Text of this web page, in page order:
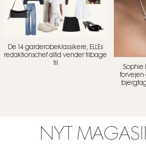
De 14 garderobeklassikere, ELLEs
redaktionschef altid vender tilbage
til
Sophie
forvejen
NYT